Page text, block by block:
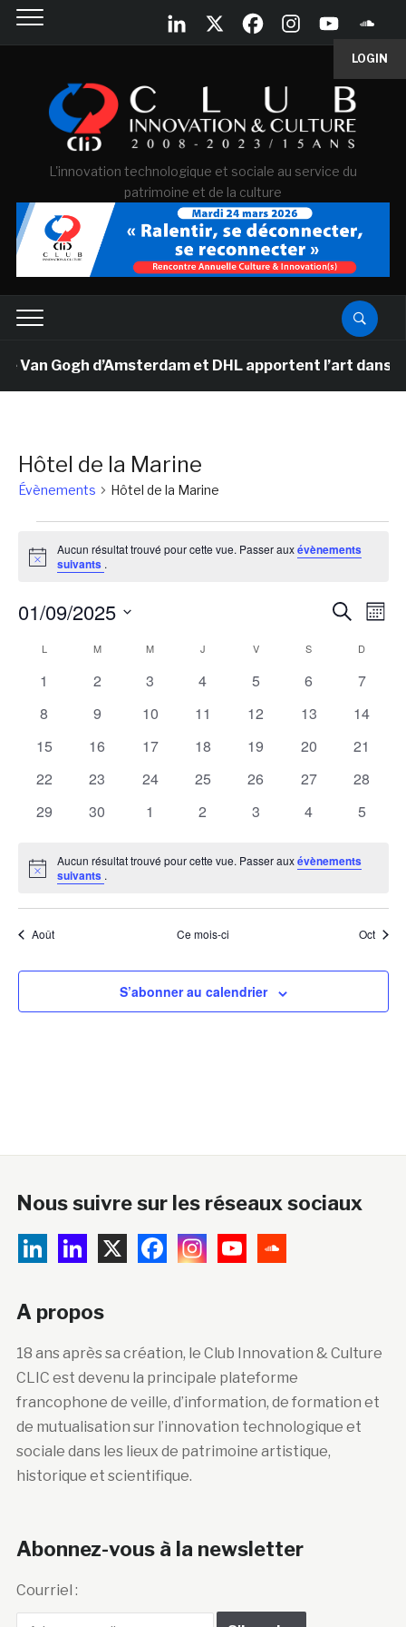
LOGIN
L'innovation technologique et sociale au service du
patrimoine et de la culture
Van Gogh d’Amsterdam et DHL apportent l’art dans
Hôtel de la Marine
Évènements Hôtel de la Marine
Notice
Aucun résultat trouvé pour cette vue. Passer auxévènements
suivants .
de
Mois
01/09/2025
date.
Calendrier
de
Évènements
LLUNDI MMARDI M MERCREDI
J VVENDREDIS D
0
1
0
2
0
3
0
4
0
5
0
6
0
7
0
8
0
9
0
10
0
11
0
12
0
13
0
14
0
15
0
16
0
17
0
18
0
19
0
20
0
21
0
22
0
23
0
24
0
25
0
26
0
27
0
28
0
29
0
30
0
1
0
2
0
3
0
4
0
5
Notice
Aucun résultat trouvé pour cette vue. Passer auxévènements
suivants .
Août Ce mois-ci Oct
S’abonner au calendrier
Nous suivre sur les réseaux sociaux
A propos
18 ans après sa création, le Club Innovation & Culture
CLIC est devenu la principale plateforme
francophone de veille, d’information, de formation et
de mutualisation sur l’innovation technologique et
sociale dans les lieux de patrimoine artistique,
historique et scientifique.
Abonnez-vous à la newsletter
Courriel :